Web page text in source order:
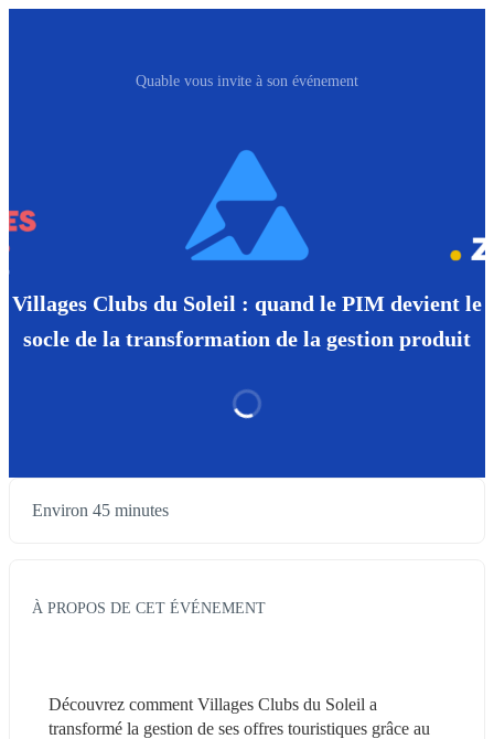
Quable vous invite à son événement
Villages Clubs du Soleil : quand le PIM devient le
socle de la transformation de la gestion produit
Environ 45 minutes
À PROPOS DE CET ÉVÉNEMENT
Découvrez comment Villages Clubs du Soleil a
transformé la gestion de ses offres touristiques grâce au